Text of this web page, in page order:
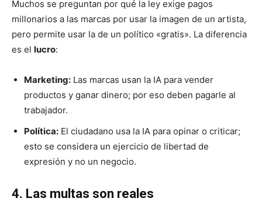
Muchos se preguntan por qué la ley exige pagos
millonarios a las marcas por usar la imagen de un artista,
pero permite usar la de un político «gratis». La diferencia
es el lucro:
Marketing: Las marcas usan la IA para vender
productos y ganar dinero; por eso deben pagarle al
trabajador.
Política: El ciudadano usa la IA para opinar o criticar;
esto se considera un ejercicio de libertad de
expresión y no un negocio.
4. Las multas son reales